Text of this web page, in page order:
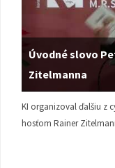
Úvodné slovo
Zitelmanna
KI organizoval ďalšiu z
hosťom Rainer